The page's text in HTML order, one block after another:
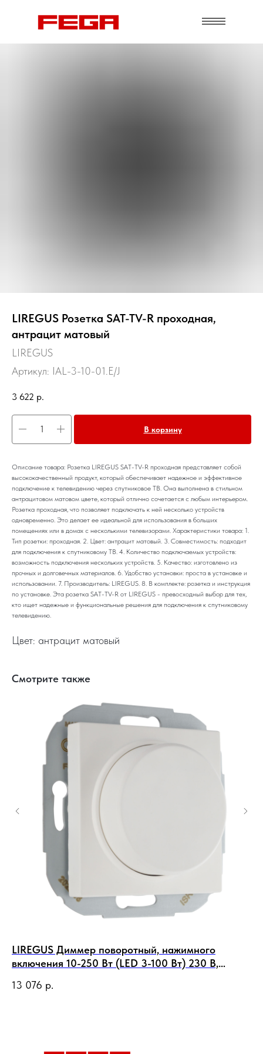
LIREGUS Розетка SAT-TV-R проходная,
антрацит матовый
LIREGUS
Артикул: IAL-3-10-01.E/J
3 622 р.
В корзину
Описание товара: Розетка LIREGUS SAT-TV-R проходная представляет собой
высококачественный продукт, который обеспечивает надежное и эффективное
подключение к телевидению через спутниковое ТВ. Она выполнена в стильном
антрацитовом матовом цвете, который отлично сочетается с любым интерьером.
Розетка проходная, что позволяет подключать к ней несколько устройств
одновременно. Это делает ее идеальной для использования в больших
помещениях или в домах с несколькими телевизорами. Характеристики товара: 1.
Тип розетки: проходная. 2. Цвет: антрацит матовый. 3. Совместимость: подходит
для подключения к спутниковому ТВ. 4. Количество подключаемых устройств:
возможность подключения нескольких устройств. 5. Качество: изготовлено из
прочных и долговечных материалов. 6. Удобство установки: проста в установке и
использовании. 7. Производитель: LIREGUS. 8. В комплекте: розетка и инструкция
по установке. Эта розетка SAT-TV-R от LIREGUS - превосходный выбор для тех,
кто ищет надежные и функциональные решения для подключения к спутниковому
телевидению.
Цвет: антрацит матовый
Смотрите также
LIREGUS Диммер поворотный, нажимного
включения 10-250 Вт (LED 3-100 Вт) 230 В,
13 076 р.